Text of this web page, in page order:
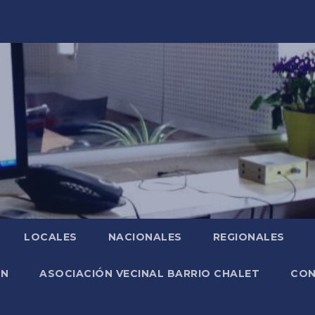
LOCALES NACIONALES REGIONALES
ASOCIACIÓN VECINAL BARRIO CHALET